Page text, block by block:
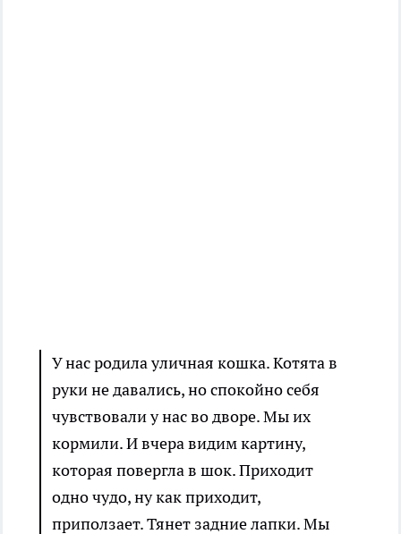
У нас родила уличная кошка. Котята в
руки не давались, но спокойно себя
чувствовали у нас во дворе. Мы их
кормили. И вчера видим картину,
которая повергла в шок. Приходит
одно чудо, ну как приходит,
приползает. Тянет задние лапки. Мы